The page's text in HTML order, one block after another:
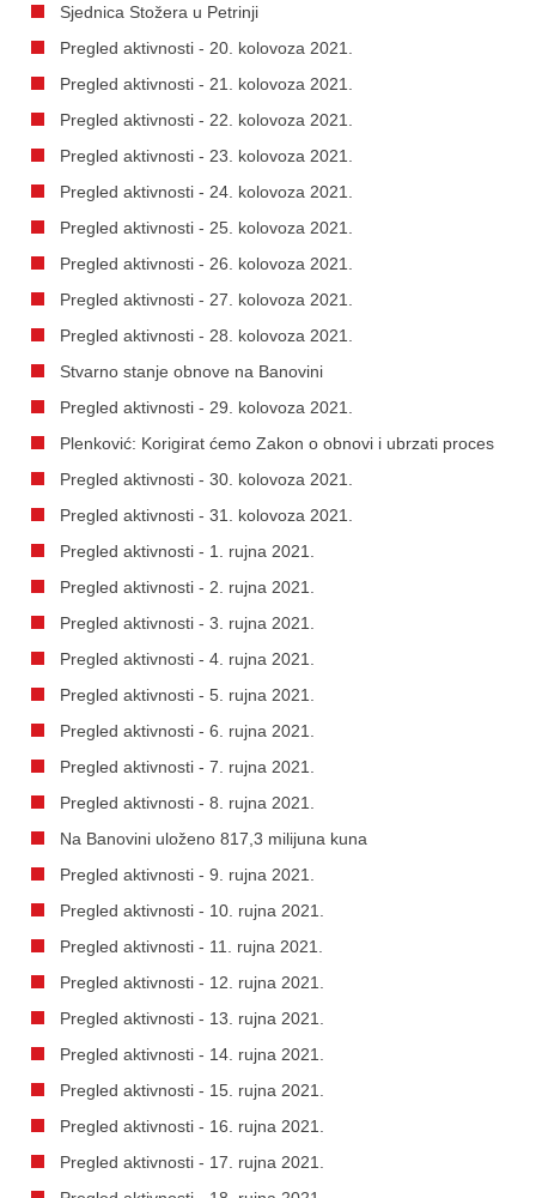
Sjednica Stožera u Petrinji
Pregled aktivnosti - 20. kolovoza 2021.
Pregled aktivnosti - 21. kolovoza 2021.
Pregled aktivnosti - 22. kolovoza 2021.
Pregled aktivnosti - 23. kolovoza 2021.
Pregled aktivnosti - 24. kolovoza 2021.
Pregled aktivnosti - 25. kolovoza 2021.
Pregled aktivnosti - 26. kolovoza 2021.
Pregled aktivnosti - 27. kolovoza 2021.
Pregled aktivnosti - 28. kolovoza 2021.
Stvarno stanje obnove na Banovini
Pregled aktivnosti - 29. kolovoza 2021.
Plenković: Korigirat ćemo Zakon o obnovi i ubrzati proces
Pregled aktivnosti - 30. kolovoza 2021.
Pregled aktivnosti - 31. kolovoza 2021.
Pregled aktivnosti - 1. rujna 2021.
Pregled aktivnosti - 2. rujna 2021.
Pregled aktivnosti - 3. rujna 2021.
Pregled aktivnosti - 4. rujna 2021.
Pregled aktivnosti - 5. rujna 2021.
Pregled aktivnosti - 6. rujna 2021.
Pregled aktivnosti - 7. rujna 2021.
Pregled aktivnosti - 8. rujna 2021.
Na Banovini uloženo 817,3 milijuna kuna
Pregled aktivnosti - 9. rujna 2021.
Pregled aktivnosti - 10. rujna 2021.
Pregled aktivnosti - 11. rujna 2021.
Pregled aktivnosti - 12. rujna 2021.
Pregled aktivnosti - 13. rujna 2021.
Pregled aktivnosti - 14. rujna 2021.
Pregled aktivnosti - 15. rujna 2021.
Pregled aktivnosti - 16. rujna 2021.
Pregled aktivnosti - 17. rujna 2021.